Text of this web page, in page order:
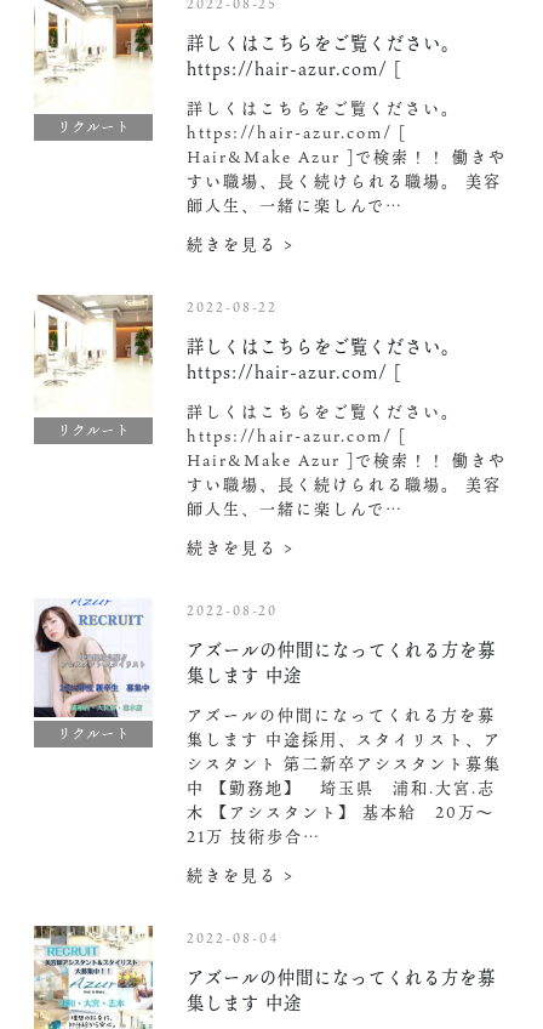
リクルート
詳しくはこちらをご覧ください。
https://hair-azur.com/ [
詳しくはこちらをご覧ください。
https://hair-azur.com/ [
Hair&Make Azur ]で検索！！ 働きや
すい職場、長く続けられる職場。 美容
師人生、一緒に楽しんで…
続きを見る >
リクルート
2022-08-22
詳しくはこちらをご覧ください。
https://hair-azur.com/ [
詳しくはこちらをご覧ください。
https://hair-azur.com/ [
Hair&Make Azur ]で検索！！ 働きや
すい職場、長く続けられる職場。 美容
師人生、一緒に楽しんで…
続きを見る >
リクルート
2022-08-20
アズールの仲間になってくれる方を募
集します 中途
アズールの仲間になってくれる方を募
集します 中途採用、スタイリスト、ア
シスタント 第二新卒アシスタント募集
中️ 【勤務地】 埼玉県 浦和.大宮.志
木 【アシスタント】 基本給 20万〜
21万 技術歩合…
続きを見る >
2022-08-04
アズールの仲間になってくれる方を募
集します 中途